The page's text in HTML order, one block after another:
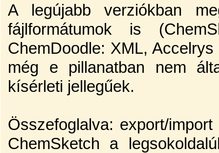
A legújabb verziókban
fájlformátumok is
ChemDoodle: XML,
még e pillanatban nem
kísérleti jellegűek.
Összefoglalva: export/
ChemSketch a